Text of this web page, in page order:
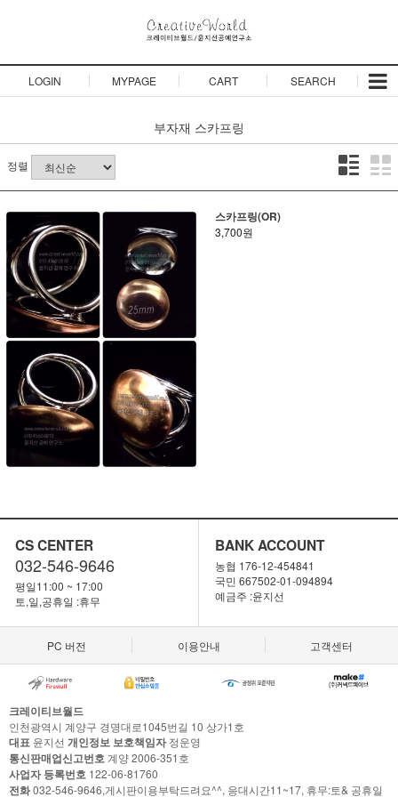
LOGIN MYPAGE CART SEARCH
부자재 스카프링
정렬
스카프링(OR)
3,700원
CS CENTER
032-546-9646
평일11:00 ~ 17:00
토,일,공휴일 :휴무
BANK ACCOUNT
농협 176-12-454841
국민 667502-01-094894
예금주 :윤지선
PC 버전 이용안내 고객센터
크레이티브월드
인천광역시 계양구 경명대로1045번길 10 상가1호
대표 윤지선 개인정보 보호책임자정운영
통신판매업신고번호 계양 2006-351호
사업자 등록번호 122-06-81760
전화032-546-9646,게시판이용부탁드려요^^, 응대시간11~17, 휴무:토& 공휴일